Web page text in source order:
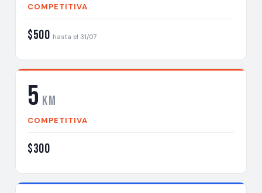
COMPETITIVA
$500 hasta el 31/07
5 km
COMPETITIVA
$300